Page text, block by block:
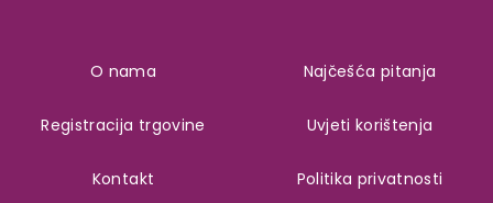
O nama
Registracija trgovine
Kontakt
Najčešća pitanja
Uvjeti korištenja
Politika privatnosti